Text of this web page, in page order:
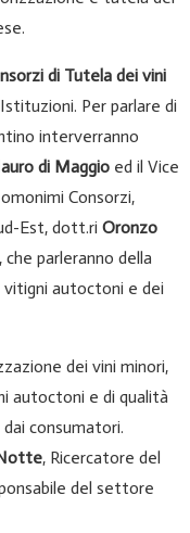
di Tutela dei vini
Per parlare di
interverranno
di Maggio ed il Vice
Consorzi,
Est, dott.ri Oronzo
, che parleranno della
autoctoni e dei
dei vini minori,
autoctoni e di qualità
consumatori.
, Ricercatore del
del settore